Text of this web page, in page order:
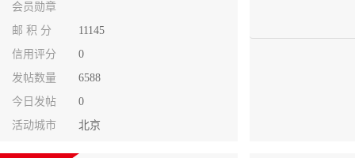
会员勋章
邮 积 分
11145
信用评分
0
发帖数量
6588
今日发帖
0
活动城市
北京